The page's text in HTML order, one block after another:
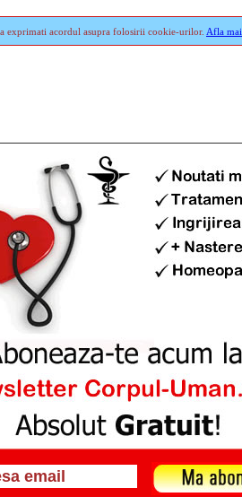
exprimati acordul asupra folosirii cookie-urilor. Afla mai